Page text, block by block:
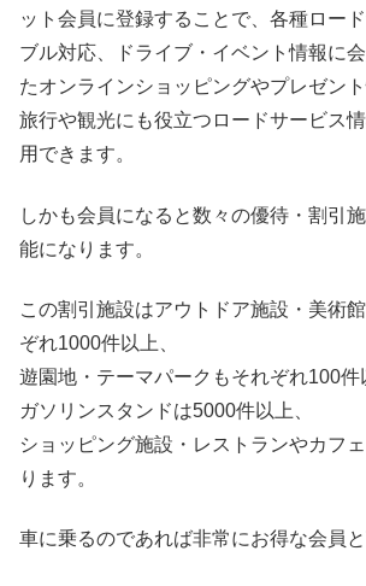
ット会員に登録することで、各種ロー
ブル対応、ドライブ・イベント情報に
たオンラインショッピングやプレゼント
旅行や観光にも役立つロードサービス
用できます。
しかも会員になると数々の優待・割引
能になります。
この割引施設はアウトドア施設・美術
ぞれ1000件以上、
遊園地・テーマパークもそれぞれ100件
ガソリンスタンドは5000件以上、
ショッピング施設・レストランやカフ
ります。
車に乗るのであれば非常にお得な会員と